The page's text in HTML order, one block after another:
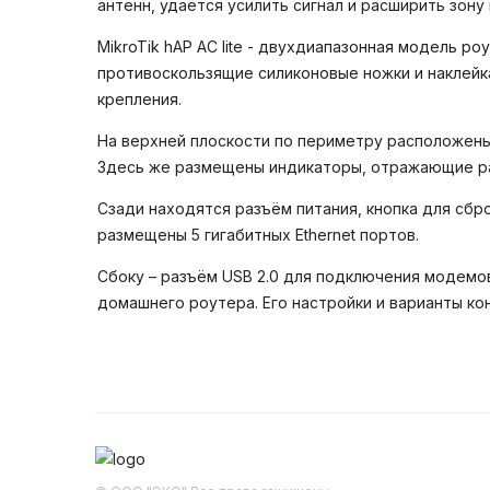
антенн, удаётся усилить сигнал и расширить зону
MikroTik hAP AC lite - двухдиапазонная модель
противоскользящие силиконовые ножки и
крепления.
На верхней плоскости по периметру
Здесь же размещены индикаторы, отражающие
Сзади находятся разъём питания, кнопка для
размещены 5 гигабитных Ethernet портов.
Сбоку – разъём USB 2.0 для подключения
домашнего роутера. Его настройки и варианты